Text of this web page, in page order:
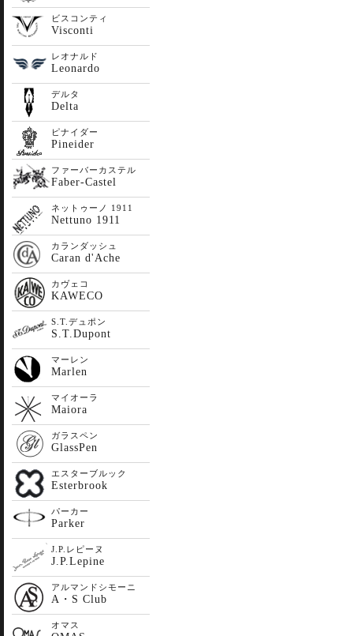
ビスコンティ
Visconti
レオナルド
Leonardo
デルタ
Delta
ピナイダー
Pineider
ファーバーカステル
Faber-Castel
ネットゥーノ 1911
Nettuno 1911
カランダッシュ
Caran d'Ache
カヴェコ
KAWECO
S.T.デュポン
S.T.Dupont
マーレン
Marlen
マイオーラ
Maiora
ガラスペン
GlassPen
エスターブルック
Esterbrook
パーカー
Parker
J.P.レピーヌ
J.P.Lepine
アルマンドシモーニ
A・S Club
オマス